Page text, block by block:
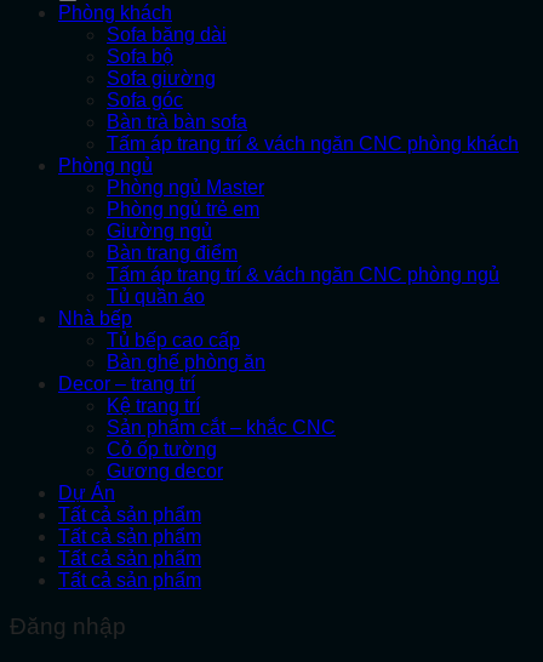
Phòng khách
Sofa băng dài
Sofa bộ
Sofa giường
Sofa góc
Bàn trà bàn sofa
Tấm áp trang trí & vách ngăn CNC phòng khách
Phòng ngủ
Phòng ngủ Master
Phòng ngủ trẻ em
Giường ngủ
Bàn trang điểm
Tấm áp trang trí & vách ngăn CNC phòng ngủ
Tủ quần áo
Nhà bếp
Tủ bếp cao cấp
Bàn ghế phòng ăn
Decor – trang trí
Kệ trang trí
Sản phẩm cắt – khắc CNC
Cỏ ốp tường
Gương decor
Dự Án
Tất cả sản phẩm
Tất cả sản phẩm
Tất cả sản phẩm
Tất cả sản phẩm
Đăng nhập